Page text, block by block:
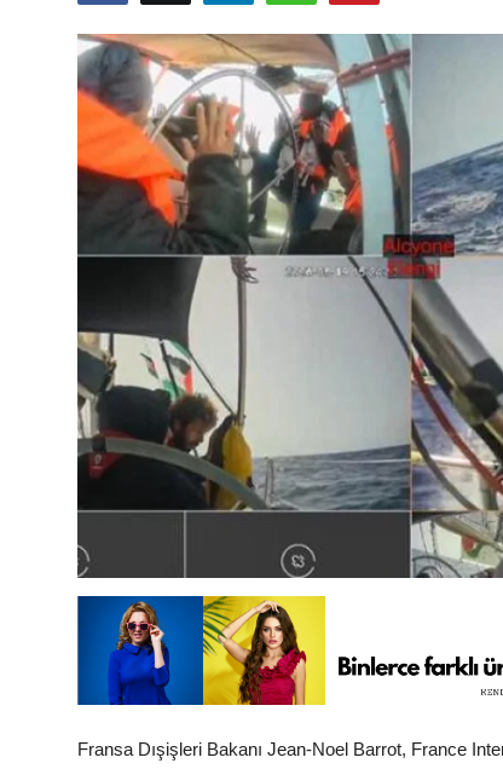
Fransa Dışişleri Bakanı Jean-Noel Barrot, France